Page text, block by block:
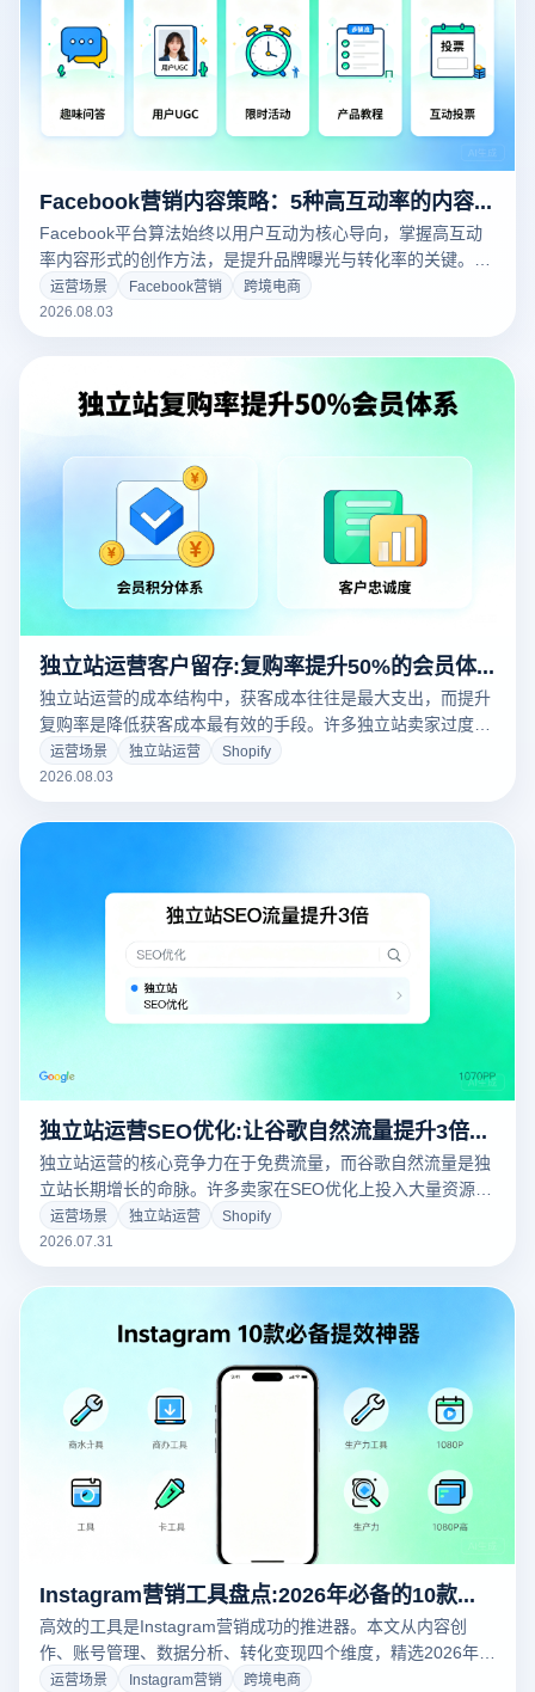
Facebook营销内容策略：5种高互动率的内容形式解析
Facebook平台算法始终以用户互动为核心导向，掌握高互动
率内容形式的创作方法，是提升品牌曝光与转化率的关键。本
文系统解析短视频、图片、轮播图、互动帖、直播5种内容形
式的实操技巧，助您快速提升Facebook营销账号的整体表
现。
运营场景 Facebook营销
跨境电商
2026.08.03
独立站运营客户留存:复购率提升50%的会员体系搭建
独立站运营的成本结构中，获客成本往往是最大支出，而提升
复购率是降低获客成本最有效的手段。许多独立站卖家过度关
注新客获取而忽视老客维护，导致客户生命周期价值被严重低
估。本文从会员体系设计、积分机制、专属权益、内容营销四
运营场景 独立站运营
Shopify
2026.08.03
独立站运营SEO优化:让谷歌自然流量提升3倍的实战技巧
独立站运营的核心竞争力在于免费流量，而谷歌自然流量是独
立站长期增长的命脉。许多卖家在SEO优化上投入大量资源却
收效甚微，根源在于缺乏系统化的优化策略。本文从技术
SEO、内容建设、外链策略、数据分析四大维度，为您深度拆
运营场景 独立站运营
Shopify
2026.07.31
Instagram营销工具盘点:2026年必备的10款提效神器
高效的工具是Instagram营销成功的推进器。本文从内容创
作、账号管理、数据分析、转化变现四个维度，精选2026年
Instagram营销必备的10款提效神器，涵盖Canva、CapCut、
运营场景 Instagram营销 跨境电商